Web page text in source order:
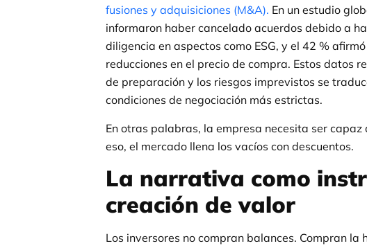
fusiones y adquisiciones (M&A). En un estudio
informaron haber cancelado acuerdos debido a
diligencia en aspectos como ESG, y el 42 %
reducciones en el precio de compra. Estos datos
de preparación y los riesgos imprevistos se
condiciones de negociación más estrictas.
En otras palabras, la empresa necesita ser
eso, el mercado llena los vacíos con descuentos.
La narrativa como
creación de valor
Los inversores no compran balances. Compran la